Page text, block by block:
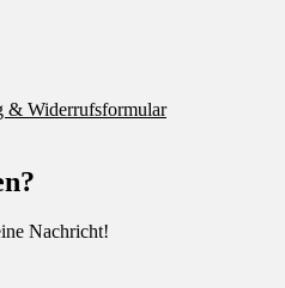
& Widerrufsformular
Nachricht!